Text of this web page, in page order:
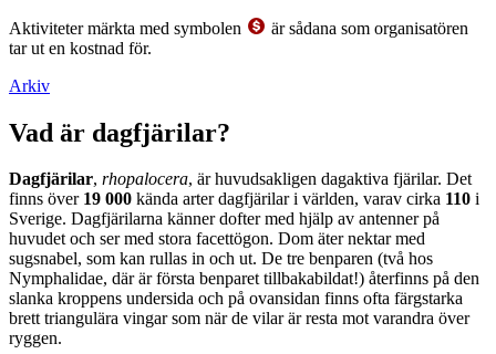
Aktiviteter märkta med symbolen
är sådana som organisatören
tar ut en kostnad för.
Arkiv
Vad är dagfjärilar?
Dagfjärilar, rhopalocera, är huvudsakligen dagaktiva fjärilar. Det
finns över 19 000 kända arter dagfjärilar i världen, varav cirka 110 i
Sverige. Dagfjärilarna känner dofter med hjälp av antenner på
huvudet och ser med stora facettögon. Dom äter nektar med
sugsnabel, som kan rullas in och ut. De tre benparen (två hos
Nymphalidae, där är första benparet tillbakabildat!) återfinns på den
slanka kroppens undersida och på ovansidan finns ofta färgstarka
brett triangulära vingar som när de vilar är resta mot varandra över
ryggen.